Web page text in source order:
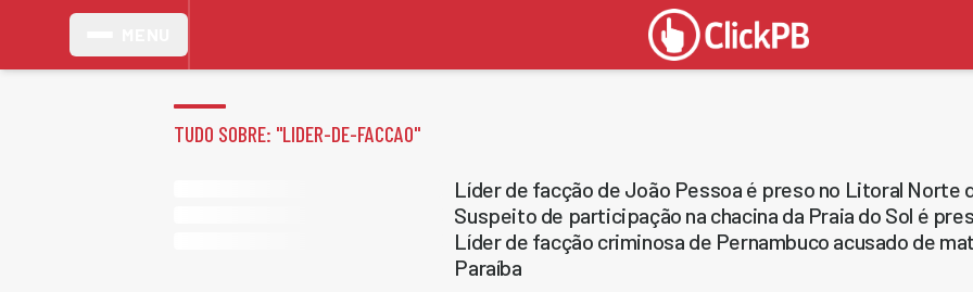
TUDO SOBRE: "LIDER-DE-FACCAO"
Líder de facção de João Pessoa é preso no Litoral Norte
Suspeito de participação na chacina da Praia do Sol é
Líder de facção criminosa de Pernambuco acusado de
Paraíba